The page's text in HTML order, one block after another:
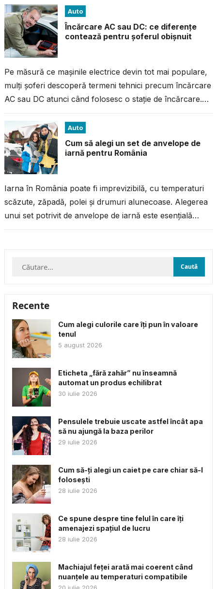
Auto
Încărcare AC sau DC: ce diferențe
contează pentru șoferul obișnuit
Pe măsură ce mașinile electrice devin tot mai populare,
mulți șoferi descoperă termeni tehnici precum încărcare
AC sau DC atunci când folosesc o stație de încărcare.
Auto
Cum să alegi un set de anvelope de
iarnă pentru România
Iarna în România poate fi imprevizibilă, cu temperaturi
scăzute, zăpadă, polei și drumuri alunecoase. Alegerea
unui set potrivit de anvelope de iarnă este esențială
Caută
Recente
Cum alegi culorile care îți pun în valoare
tenul
5 august 2026
Eticheta „fără zahăr” nu înseamnă
automat un produs echilibrat
30 iulie 2026
Pensulele trebuie uscate astfel încât apa
să nu ajungă la baza perilor
29 iulie 2026
Cum să-ți alegi un caiet pe care chiar să-l
folosești
28 iulie 2026
Ce spune despre tine felul în care îți
amenajezi spațiul de lucru
28 iulie 2026
Machiajul feței arată mai coerent când
nuanțele au temperaturi compatibile